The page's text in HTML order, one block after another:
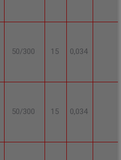
50/300 15 0,034
50/300 15 0,034